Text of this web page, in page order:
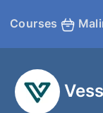
Courses